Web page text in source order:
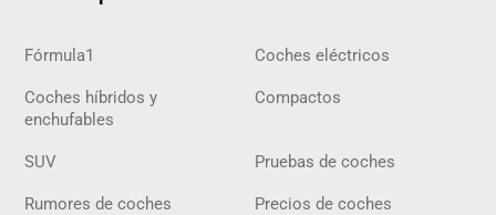
Fórmula1 Coches eléctricos
Coches híbridos y
enchufables
Compactos
SUV Pruebas de coches
Rumores de coches Precios de coches